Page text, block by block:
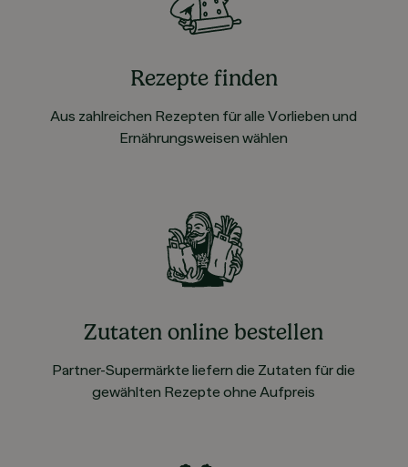
Rezepte finden
Aus zahlreichen Rezepten für alle Vorlieben und
Ernährungsweisen wählen
Zutaten online bestellen
Partner-Supermärkte liefern die Zutaten für die
gewählten Rezepte ohne Aufpreis